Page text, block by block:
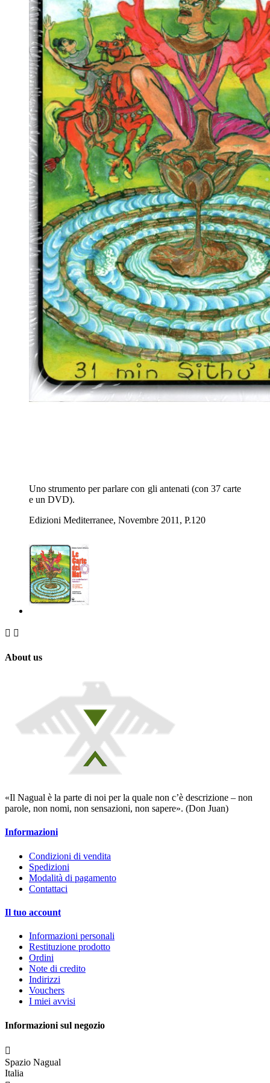
Uno strumento per parlare con gli antenati (con 37 carte
e un DVD).
Edizioni Mediterranee, Novembre 2011, P.120
 
About us
«Il Nagual è la parte di noi per la quale non c’è descrizione – non
parole, non nomi, non sensazioni, non sapere». (Don Juan)
Informazioni
Condizioni di vendita
Spedizioni
Modalità di pagamento
Contattaci
Il tuo account
Informazioni personali
Restituzione prodotto
Ordini
Note di credito
Indirizzi
Vouchers
I miei avvisi
Informazioni sul negozio

Spazio Nagual
Italia